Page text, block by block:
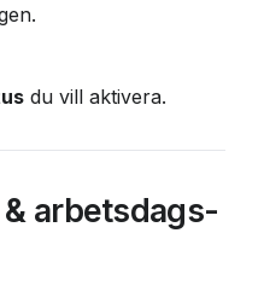
du vill aktivera.
arbetsdags-